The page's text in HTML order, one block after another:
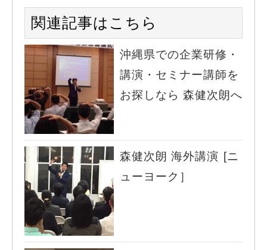
関連記事はこちら
沖縄県での企業研修・
講演・セミナー講師を
お探しなら 森健次朗へ
森健次朗 海外講演 [ニ
ューヨーク］